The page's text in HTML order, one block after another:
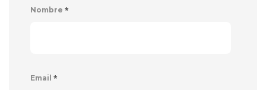
Nombre *
Email *